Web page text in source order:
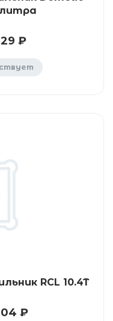
литра
₽
RCL 10.4T
₽